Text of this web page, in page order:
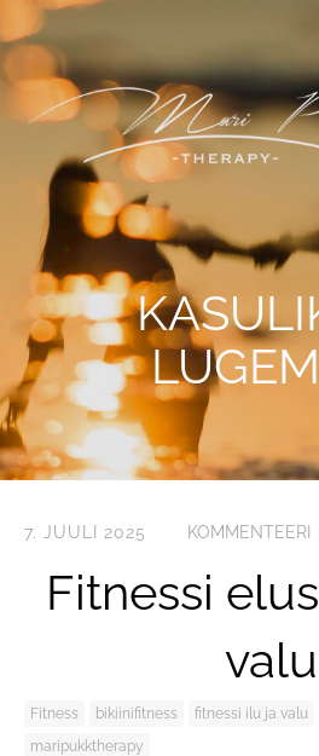
7. JUULI 2025 KOMMENTEERI
Fitnessi
valu
Fitness bikiinifitness fitnessi ilu ja valu
maripukktherapy